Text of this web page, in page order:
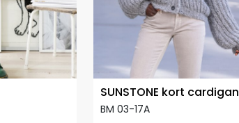
SUNSTONE kort cardigan
BM 03-17A